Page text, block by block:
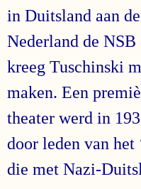
in Duitsland aan
Nederland de
kreeg Tuschinski
maken. Een
theater werd in
door leden van
die met Nazi-